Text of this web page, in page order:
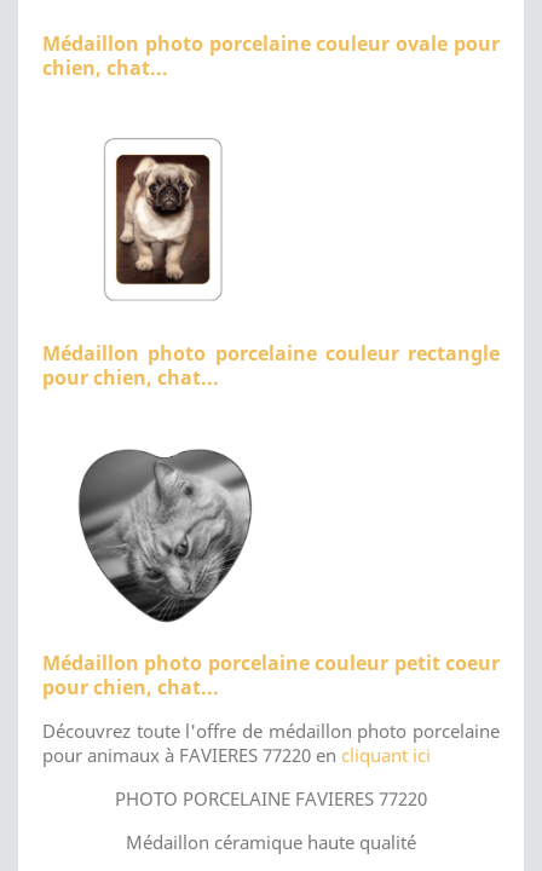
Médaillon photo porcelaine couleur ovale pour
chien, chat...
Médaillon photo porcelaine couleur rectangle
pour chien, chat...
Médaillon photo porcelaine couleur petit coeur
pour chien, chat...
Découvrez toute l'offre de médaillon photo porcelaine
pour animaux à FAVIERES 77220 en cliquant ici
PHOTO PORCELAINE FAVIERES 77220
Médaillon céramique haute qualité